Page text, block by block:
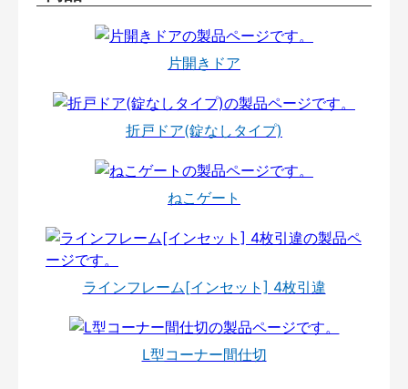
片開きドア
折戸ドア(錠なしタイプ)
ねこゲート
ラインフレーム[インセット] 4枚引違
L型コーナー間仕切